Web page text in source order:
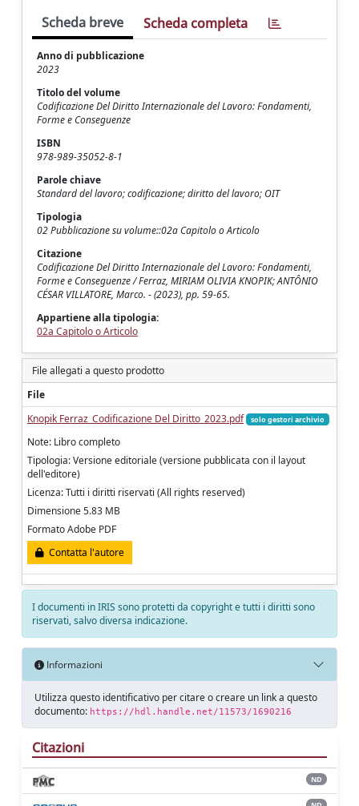
Scheda breve Scheda completa
Anno di pubblicazione
2023
Titolo del volume
Codificazione Del Diritto Internazionale del Lavoro: Fondamenti,
Forme e Conseguenze
ISBN
978-989-35052-8-1
Parole chiave
Standard del lavoro; codificazione; diritto del lavoro; OIT
Tipologia
02 Pubblicazione su volume::02a Capitolo o Articolo
Citazione
Codificazione Del Diritto Internazionale del Lavoro: Fondamenti,
Forme e Conseguenze / Ferraz, MIRIAM OLIVIA KNOPIK; ANTÔNIO
CÉSAR VILLATORE, Marco. - (2023), pp. 59-65.
Appartiene alla tipologia:
02a Capitolo o Articolo
File allegati a questo prodotto
File
Knopik Ferraz_Codificazione Del Diritto_2023.pdf
solo gestori archivio
Note: Libro completo
Tipologia: Versione editoriale (versione pubblicata con il layout
dell'editore)
Licenza: Tutti i diritti riservati (All rights reserved)
Dimensione 5.83 MB
Formato Adobe PDF
Contatta l'autore
I documenti in IRIS sono protetti da copyright e tutti i diritti sono
riservati, salvo diversa indicazione.
Informazioni
Utilizza questo identificativo per citare o creare un link a questo
documento: https://hdl.handle.net/11573/1690216
Citazioni
ND